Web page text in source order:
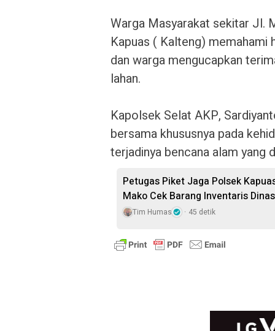
‎Warga Masyarakat sekitar Jl.
Kapuas ( Kalteng) memahami
dan warga mengucapkan
lahan.
‎Kapolsek Selat AKP,
bersama khususnya pada
terjadinya bencana alam yang
Petugas Piket Jaga Polsek
Mako Cek Barang Inventaris
Tim Humas 45 detik